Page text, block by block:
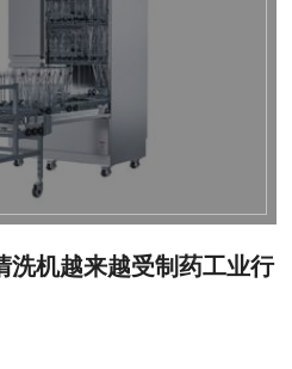
洗机越来越受制药工业行